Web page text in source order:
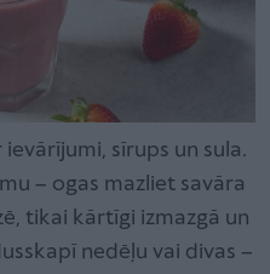
sīrups un sula.
– ogas mazliet savāra
tikai kārtīgi izmazgā un
nedēļu vai divas –